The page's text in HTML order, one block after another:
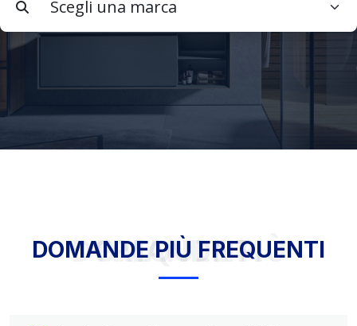
DOMANDE PIÙ FREQUENTI
DOMANDE PIÙ FREQUENTI